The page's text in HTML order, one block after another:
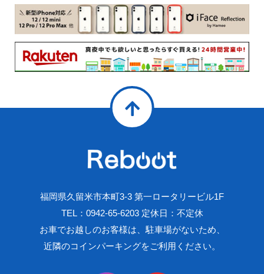
福岡県久留米市本町3-3 第一ロータリービル1F
TEL：0942-65-6203 定休日：不定休
お車でお越しのお客様は、駐車場がないため、
近隣のコインパーキングをご利用ください。